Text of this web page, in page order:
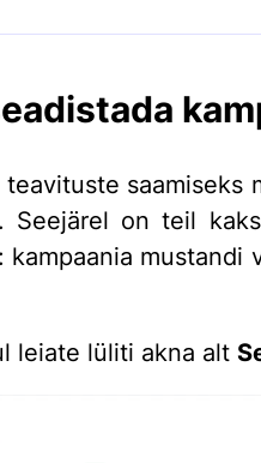
teavituste saamiseks
. Seejärel on teil
kampaania mustandi
leiate lüliti akna alt